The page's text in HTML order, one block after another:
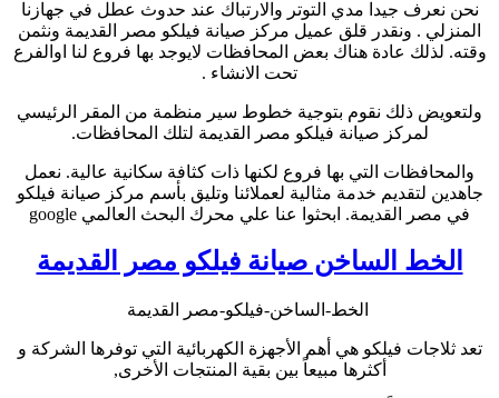
نحن نعرف جيدا مدي التوتر والارتباك عند حدوث عطل في جهازنا
المنزلي . ونقدر قلق عميل مركز صيانة فيلكو مصر القديمة ونثمن
وقته. لذلك عادة هناك بعض المحافظات لايوجد بها فروع لنا اوالفرع
تحت الانشاء .
ولتعويض ذلك نقوم بتوجية خطوط سير منظمة من المقر الرئيسي
لمركز صيانة فيلكو مصر القديمة لتلك المحافظات.
والمحافظات التي بها فروع لكنها ذات كثافة سكانية عالية. نعمل
جاهدين لتقديم خدمة مثالية لعملائنا وتليق بأسم مركز صيانة فيلكو
في مصر القديمة. ابحثوا عنا علي محرك البحث العالمي google
الخط الساخن صيانة فيلكو مصر القديمة
الخط-الساخن-فيلكو-مصر القديمة
تعد ثلاجات فيلكو هي أهم الأجهزة الكهربائية التي توفرها الشركة و
أكثرها مبيعاً بين بقية المنتجات الأخرى,